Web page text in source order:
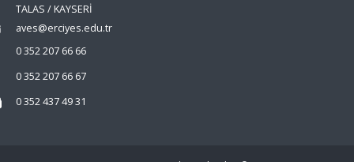
TALAS / KAYSERİ
aves@erciyes.edu.tr
0 352 207 66 66
0 352 207 66 67
0 352 437 49 31